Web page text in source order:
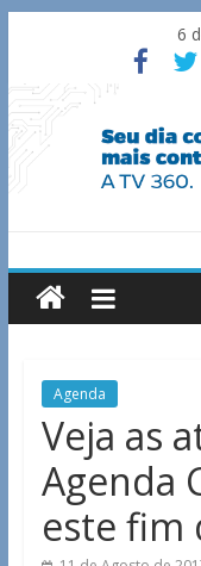
content
6
TV
Sul
Notícias
de
Guaxupé
região.
Agenda
Veja as
Agenda
este fim